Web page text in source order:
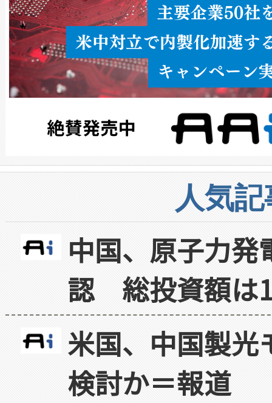
人気
中国、原子力
認 総投資額は
米国、中国製光
検討か＝報道